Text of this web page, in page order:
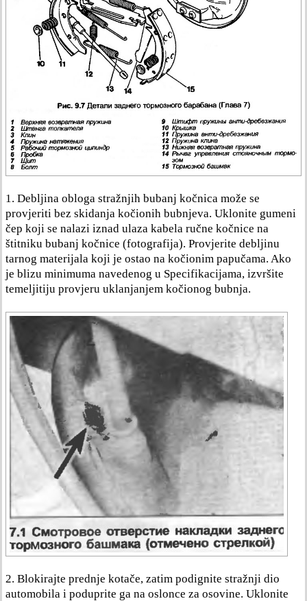
1. Debljina obloga stražnjih bubanj kočnica može se
provjeriti bez skidanja kočionih bubnjeva. Uklonite gumeni
čep koji se nalazi iznad ulaza kabela ručne kočnice na
štitniku bubanj kočnice (fotografija). Provjerite debljinu
tarnog materijala koji je ostao na kočionim papučama. Ako
je blizu minimuma navedenog u Specifikacijama, izvršite
temeljitiju provjeru uklanjanjem kočionog bubnja.
2. Blokirajte prednje kotače, zatim podignite stražnji dio
automobila i poduprite ga na oslonce za osovine. Uklonite